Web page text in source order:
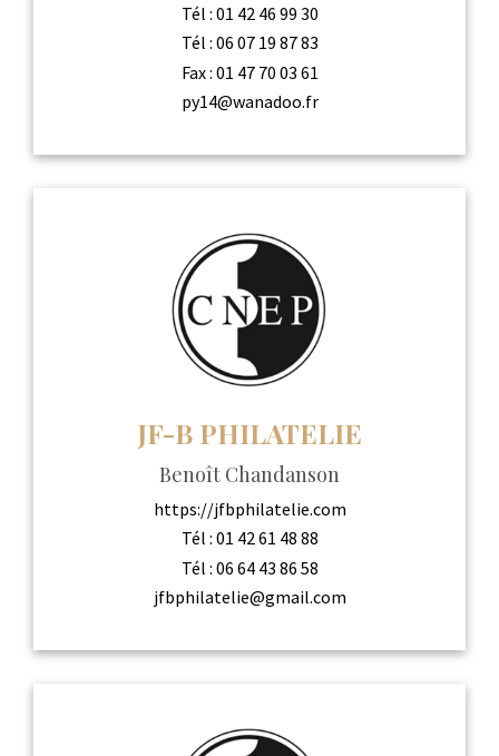
Tél : 01 42 46 99 30
Tél : 06 07 19 87 83
Fax : 01 47 70 03 61
py14@wanadoo.fr
JF-B PHILATELIE
Benoît Chandanson
https://jfbphilatelie.com
Tél : 01 42 61 48 88
Tél : 06 64 43 86 58
jfbphilatelie@gmail.com